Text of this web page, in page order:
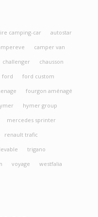
camping-car
autostar
camper van
challenger
chausson
ford
ford custom
fourgon aménagé
hymer group
mercedes sprinter
renault trafic
trigano
voyage westfalia